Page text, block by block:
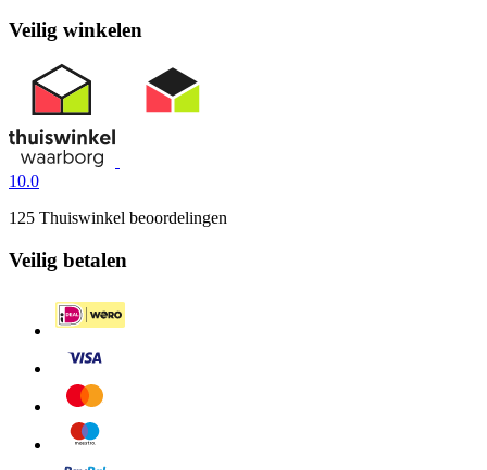
Veilig winkelen
10.0
125 Thuiswinkel beoordelingen
Veilig betalen